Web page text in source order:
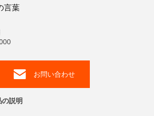
言葉
お問い合わせ
の説明